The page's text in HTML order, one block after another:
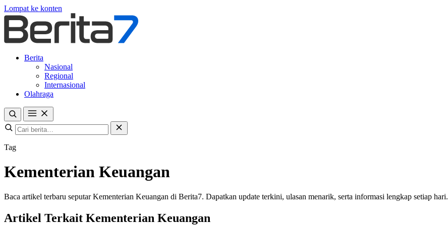
Lompat ke konten
Berita
Nasional
Regional
Internasional
Olahraga
Tag
Kementerian Keuangan
Baca artikel terbaru seputar Kementerian Keuangan di Berita7. Dapatkan update terkini, ulasan menarik, serta informasi lengkap setiap hari.
Artikel Terkait Kementerian Keuangan